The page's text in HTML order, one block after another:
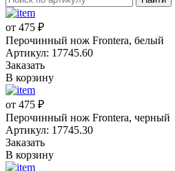
от 475 ₽
Перочинный нож Frontera, белый
Артикул: 17745.60
Заказать
В корзину
от 475 ₽
Перочинный нож Frontera, черный
Артикул: 17745.30
Заказать
В корзину